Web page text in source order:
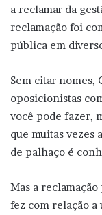
a reclamar da
reclamação foi
pública em
Sem citar nomes,
oposicionistas
você pode fazer,
que muitas vezes
de palhaço é
Mas a reclamação
fez com relação a